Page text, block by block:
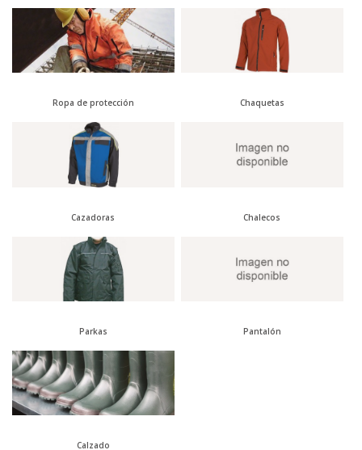
Ropa de protección Chaquetas
Cazadoras Chalecos
Parkas Pantalón
Calzado